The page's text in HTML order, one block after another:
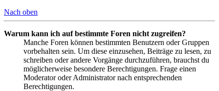
Nach oben
Warum kann ich auf bestimmte Foren nicht zugreifen?
Manche Foren können bestimmten Benutzern oder Gruppen
vorbehalten sein. Um diese einzusehen, Beiträge zu lesen, zu
schreiben oder andere Vorgänge durchzuführen, brauchst du
möglicherweise besondere Berechtigungen. Frage einen
Moderator oder Administrator nach entsprechenden
Berechtigungen.